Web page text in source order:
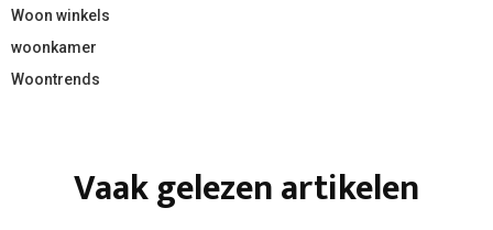
Woon winkels
woonkamer
Woontrends
Vaak gelezen artikelen